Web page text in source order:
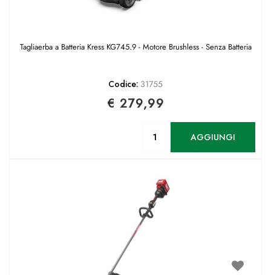
Tagliaerba a Batteria Kress KG745.9 - Motore Brushless - Senza Batteria
Codice: 31755
€ 279,99
AGGIUNGI